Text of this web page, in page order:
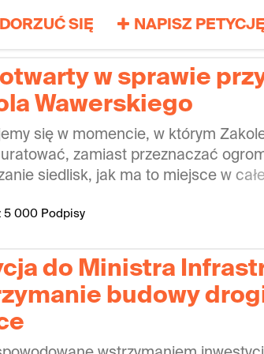
DORZUĆ SIĘ NAPISZ PETYCJĘ
w sprawie
Wawerskiego
się w momencie, w którym
zamiast przeznaczać
siedlisk, jak ma to miejsce w
Zakola Wawerskiego jako
oraz zarekomendowano jego
uchwalonej przez miasto Zielonej
wstępne kroki i deklaracje, które
ochrony tego wrażliwego i podatnego
5 000Podpisy
do Ministra
budowy